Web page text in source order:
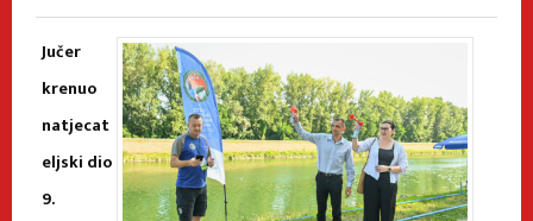
Jučer
krenuo
natjecat
eljski dio
9.